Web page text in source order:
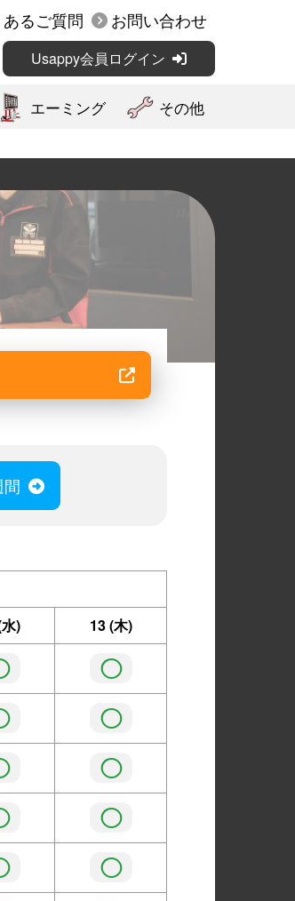
あるご質問 お問い合わせ
Usappy会員ログイン
エーミング その他
) 13(木)
◯
◯
◯
◯
◯